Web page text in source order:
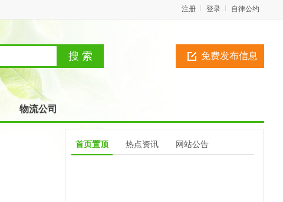
自律公约
登录
注册
免费发布信息
物流公司
首页置顶 热点资讯 网站公告